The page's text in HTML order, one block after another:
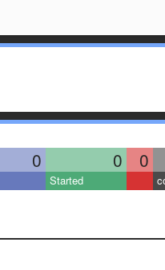
0 0 0
Started